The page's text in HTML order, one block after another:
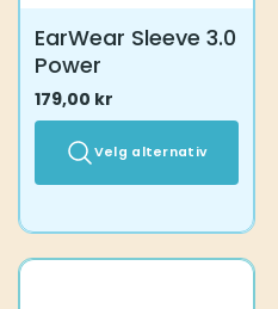
EarWear Sleeve 3.0
Power
179,00 kr
Velg alternativ